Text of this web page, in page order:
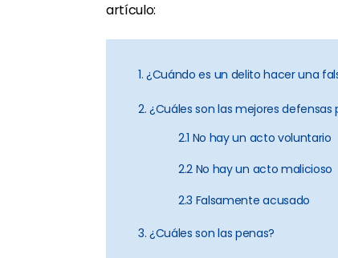
artículo:
1. ¿Cuándo es un delito hacer una
2. ¿Cuáles son las mejores defensas
2.1 No hay un acto voluntario
2.2 No hay un acto malicioso
2.3 Falsamente acusado
3. ¿Cuáles son las penas?